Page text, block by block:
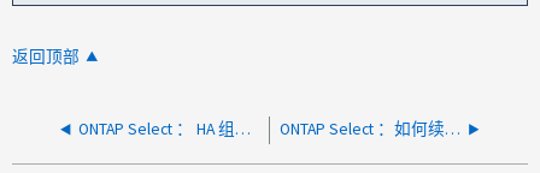
返回顶部
ONTAP Select ： HA 组通知（合作伙伴停机、无法接管）紧急情况 ONTAP Select ：如何续订ONTAP Select Deploy SSL证书